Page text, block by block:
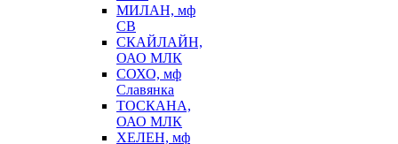
МИЛАН, мф
СВ
СКАЙЛАЙН,
ОАО МЛК
СОХО, мф
Славянка
ТОСКАНА,
ОАО МЛК
ХЕЛЕН, мф